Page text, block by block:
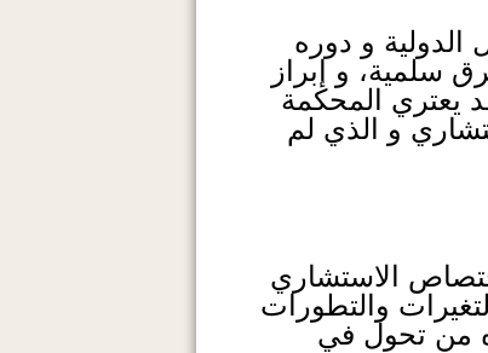
و دوره
سلمية، و إبراز
يعتري المحكمة
و الذي لم
الاستشاري
والتطورات
من تحول في